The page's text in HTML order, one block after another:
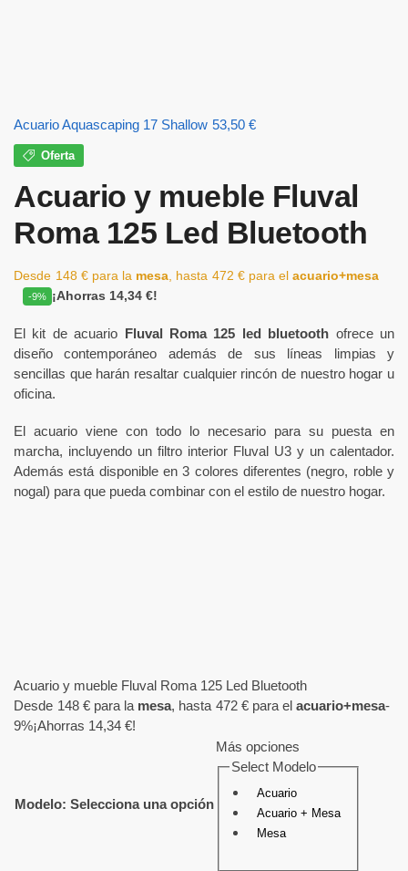
Acuario Aquascaping 17 Shallow 53,50 €
Oferta
Acuario y mueble Fluval
Roma 125 Led Bluetooth
Desde 148 € para la mesa , hasta 472 € para el acuario+mesa
-9% ¡Ahorras 14,34 €!
El kit de acuario Fluval Roma 125 led bluetooth ofrece un
diseño contemporáneo además de sus líneas limpias y
sencillas que harán resaltar cualquier rincón de nuestro hogar u
oficina.
El acuario viene con todo lo necesario para su puesta en
marcha, incluyendo un filtro interior Fluval U3 y un calentador.
Además está disponible en 3 colores diferentes (negro, roble y
nogal) para que pueda combinar con el estilo de nuestro hogar.
Acuario y mueble Fluval Roma 125 Led Bluetooth
Desde 148 € para la mesa, hasta 472 € para el acuario+mesa-
9%¡Ahorras 14,34 €!
Modelo: Selecciona una opción
Más opciones
Select Modelo
Acuario
Acuario + Mesa
Mesa